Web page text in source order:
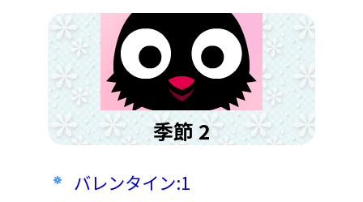
季節 2
バレンタイン:1